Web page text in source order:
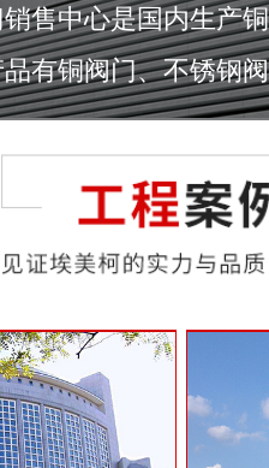
中心是国内生产铜
有铜阀门、不锈钢